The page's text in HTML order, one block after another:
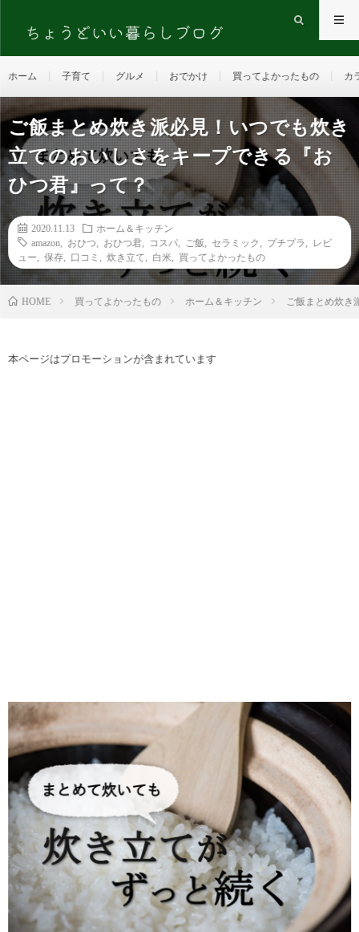
ホーム 子育て グルメ おでかけ 買ってよかったもの カ
ご飯まとめ炊き派必見！いつでも炊き
立てのおいしさをキープできる『お
ひつ君』って？
2020.11.13 ホーム＆キッチン
amazon おひつ おひつ君 コスパ ご飯 セラミック プチプラ レビ
ュー ,保存 口コミ ,炊き立て 白米 買ってよかったもの
HOME 買ってよかったもの ホーム＆キッチン ご飯まとめ炊き
本ページはプロモーションが含まれています